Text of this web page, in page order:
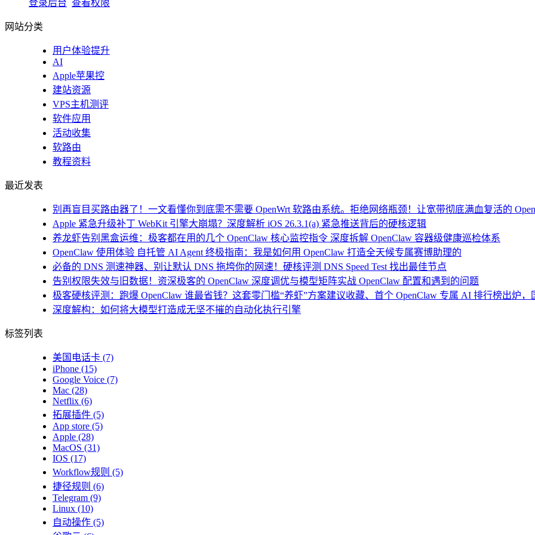
登录后台 查看权限
网站分类
用户体验提升
AI
Apple苹果控
建站资源
VPS主机测评
软件应用
活动收集
软路由
教程资料
最近发表
别再盲目买路由器了！一文看懂你到底需不需要 OpenWrt 软路由系统。拒绝网络瓶颈！让宽带彻底满血复活的
Apple 紧急升级补丁 WebKit 引擎大崩塌？深度解析 iOS 26.3.1(a) 紧急推送背后的硬核逻辑
养龙虾告别黑盒运维：极客都在用的几个 OpenClaw 核心监控指令 深度拆解 OpenClaw 容器级健康巡检体系
OpenClaw 使用体验 自托管 AI Agent 终极指南：我是如何用 OpenClaw 打造全天候专属赛博助理的
必备的 DNS 测速神器、别让默认 DNS 拖垮你的网速！硬核评测 DNS Speed Test 找出最佳节点
告别权限失效与旧数据！资深极客的 OpenClaw 深度调优与模型矩阵实战 OpenClaw 配置和遇到的问题
极客硬核评测：跑爆 OpenClaw 谁最省钱？这套零门槛“养虾”方案建议收藏、首个 OpenClaw 专属 AI 排行榜出炉
深度解构：如何将大模型打造成无坚不摧的自动化执行引擎
标签列表
美国电话卡 (7)
iPhone (15)
Google Voice (7)
Mac (28)
Netflix (6)
拓展插件 (5)
App store (5)
Apple (28)
MacOS (31)
IOS (17)
Workflow规则 (5)
捷径规则 (6)
Telegram (9)
Linux (10)
自动操作 (5)